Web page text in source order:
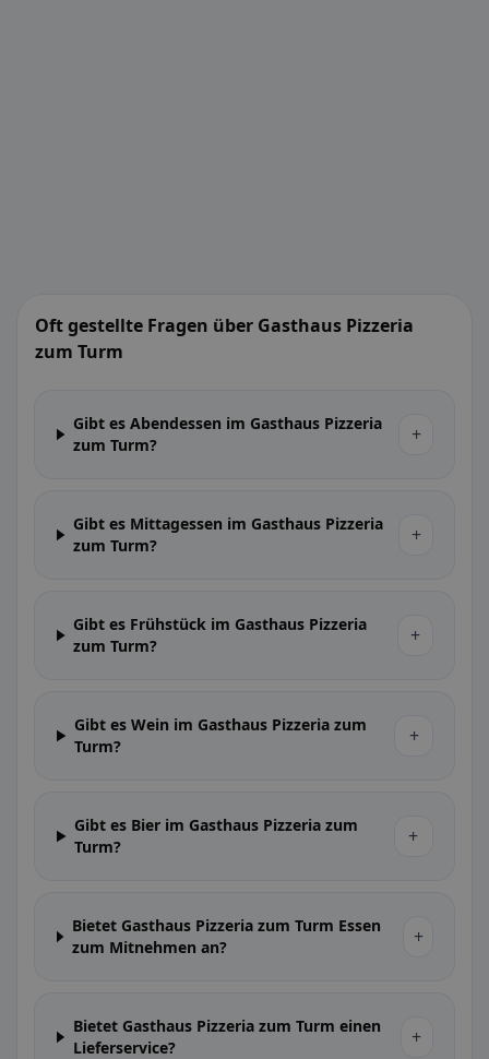
Oft gestellte Fragen über Gasthaus Pizzeria
zum Turm
Gibt es Abendessen im Gasthaus Pizzeria
zum Turm?
+
Gibt es Mittagessen im Gasthaus Pizzeria
zum Turm?
+
Gibt es Frühstück im Gasthaus Pizzeria
zum Turm?
+
Gibt es Wein im Gasthaus Pizzeria zum
Turm?
+
Gibt es Bier im Gasthaus Pizzeria zum
Turm?
+
Bietet Gasthaus Pizzeria zum Turm Essen
zum Mitnehmen an?
+
Bietet Gasthaus Pizzeria zum Turm einen
Lieferservice?
+